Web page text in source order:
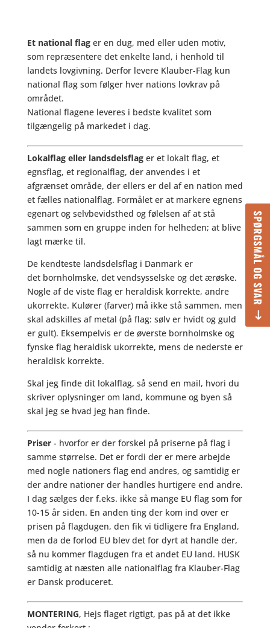
SPØRGSMÅL OG SVAR
Et national flager en dug, med eller uden motiv,
som repræsentere det enkelte land, i henhold til
landets lovgivning. Derfor levere Klauber-Flag kun
national flag som følger hver nations lovkrav på
området.
National flagene leveres i bedste kvalitet som
tilgængelig på markedet i dag.
Lokalflag eller landsdelsflager et lokalt flag, et
egnsflag, et regionalflag, der anvendes i et
afgrænset område, der ellers er del af en nation med
et fælles nationalflag. Formålet er at markere egnens
egenart og selvbevidsthed og følelsen af at stå
sammen som en gruppe inden for helheden; at blive
lagt mærke til.
De kendteste landsdelsflag i Danmark er
det bornholmske, det vendsysselske og det ærøske.
Nogle af de viste flag er heraldisk korrekte, andre
ukorrekte. Kulører (farver) må ikke stå sammen, men
skal adskilles af metal (på flag: sølv er hvidt og guld
er gult). Eksempelvis er de øverste bornholmske og
fynske flag heraldisk ukorrekte, mens de nederste er
heraldisk korrekte.
Skal jeg finde dit lokalflag, så send en mail, hvori du
skriver oplysninger om land, kommune og byen så
skal jeg se hvad jeg han finde.
Priser- hvorfor er der forskel på priserne på flag i
samme størrelse. Det er fordi der er mere arbejde
med nogle nationers flag end andres, og samtidig er
der andre nationer der handles hurtigere end andre.
I dag sælges der f.eks. ikke så mange EU flag som for
10-15 år siden. En anden ting der kom ind over er
prisen på flagdugen, den fik vi tidligere fra England,
men da de forlod EU blev det for dyrt at handle der,
så nu kommer flagdugen fra et andet EU land. HUSK
samtidig at næsten alle nationalflag fra Klauber-Flag
er Dansk produceret.
MONTERING, Hejs flaget rigtigt, pas på at det ikke